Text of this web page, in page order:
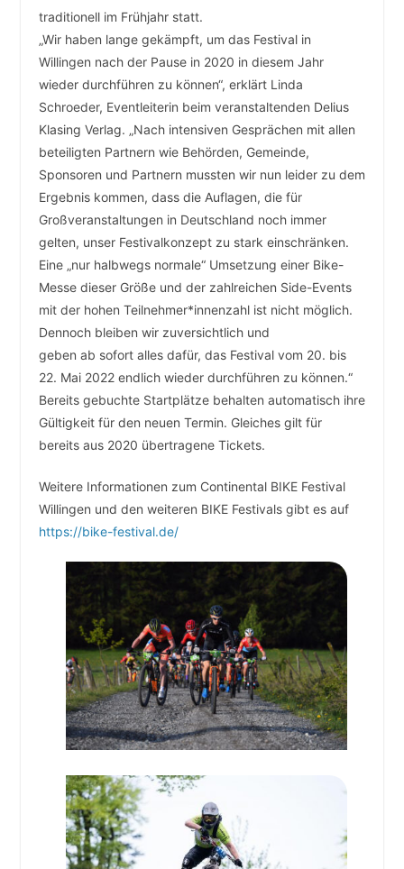
traditionell im Frühjahr statt.
„Wir haben lange gekämpft, um das Festival in
Willingen nach der Pause in 2020 in diesem Jahr
wieder durchführen zu können“, erklärt Linda
Schroeder, Eventleiterin beim veranstaltenden Delius
Klasing Verlag. „Nach intensiven Gesprächen mit allen
beteiligten Partnern wie Behörden, Gemeinde,
Sponsoren und Partnern mussten wir nun leider zu dem
Ergebnis kommen, dass die Auflagen, die für
Großveranstaltungen in Deutschland noch immer
gelten, unser Festivalkonzept zu stark einschränken.
Eine „nur halbwegs normale“ Umsetzung einer Bike-
Messe dieser Größe und der zahlreichen Side-Events
mit der hohen Teilnehmer*innenzahl ist nicht möglich.
Dennoch bleiben wir zuversichtlich und
geben ab sofort alles dafür, das Festival vom 20. bis
22. Mai 2022 endlich wieder durchführen zu können.“
Bereits gebuchte Startplätze behalten automatisch ihre
Gültigkeit für den neuen Termin. Gleiches gilt für
bereits aus 2020 übertragene Tickets.
Weitere Informationen zum Continental BIKE Festival
Willingen und den weiteren BIKE Festivals gibt es auf
https://bike-festival.de/